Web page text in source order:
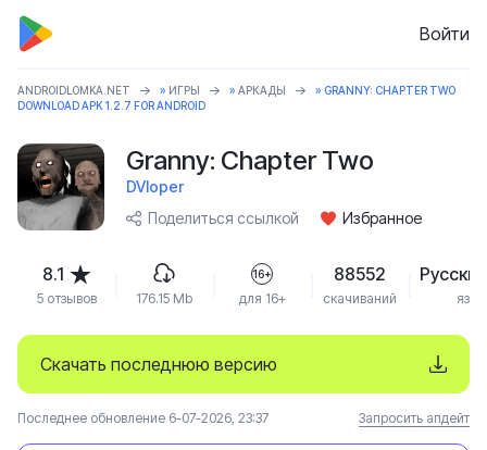
Войти
ANDROIDLOMKA.NET » ИГРЫ » АРКАДЫ
» GRANNY: CHAPTER TWO
DOWNLOAD APK 1.2.7 FOR ANDROID
Granny: Chapter Two
DVloper
Поделиться ссылкой
Избранное
Скачать последнюю версию
Последнее обновление 6-07-2026, 23:37 Запросить апдейт
8.1
5 отзывов 176.15 Mb
16+
для 16+
88552
скачиваний
Русский
язык